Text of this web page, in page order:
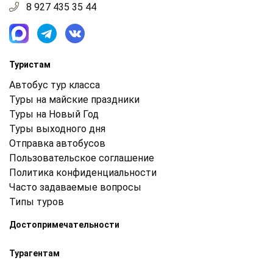
8 927 435 35 44
Туристам
Автобус тур класса
Туры на майские праздники
Туры на Новый Год
Туры выходного дня
Отправка автобусов
Пользовательское соглашение
Политика конфиденциальности
Часто задаваемые вопросы
Типы туров
Достопримечательности
Турагентам